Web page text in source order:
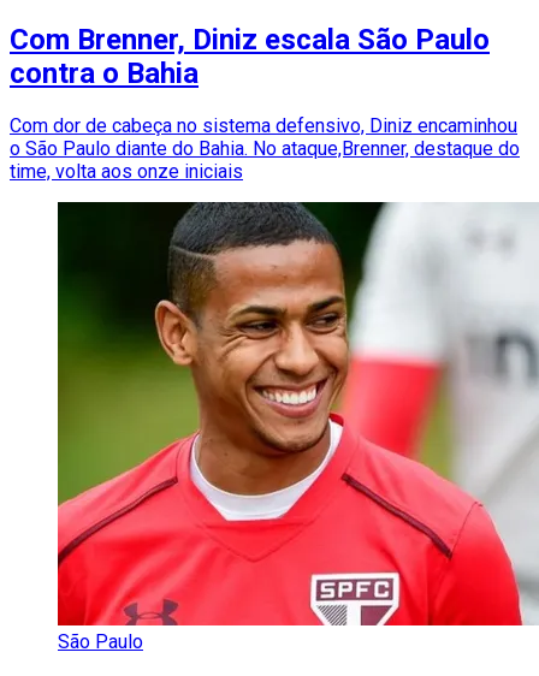
Com Brenner, Diniz escala São Paulo
contra o Bahia
Com dor de cabeça no sistema defensivo, Diniz encaminhou
o São Paulo diante do Bahia. No ataque,Brenner, destaque do
time, volta aos onze iniciais
São Paulo